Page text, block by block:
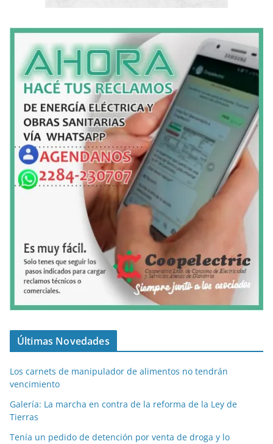
Últimas Novedades
Los carnets de manipulador de alimentos no tendrán
vencimiento
Galería: La marcha en contra de la reforma de la Ley de
Tierras
Tenía un pedido de detención por venta de droga y lo